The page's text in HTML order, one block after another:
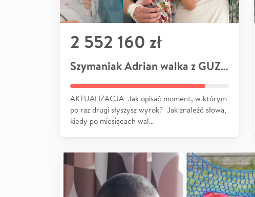
2 552 160 zł
Szymaniak Adrian walka z GUZEM
AKTUALIZACJA Jak opisać moment, w którym
po raz drugi słyszysz wyrok? Jak znaleźć słowa,
kiedy po miesiącach wal…